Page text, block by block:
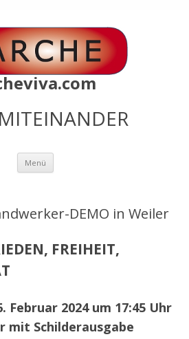
Menü Zum
springen
DEMO in Weiler
FREIHEIT,
Februar 2024 um 17:45 Uhr
mit Schilderausgabe